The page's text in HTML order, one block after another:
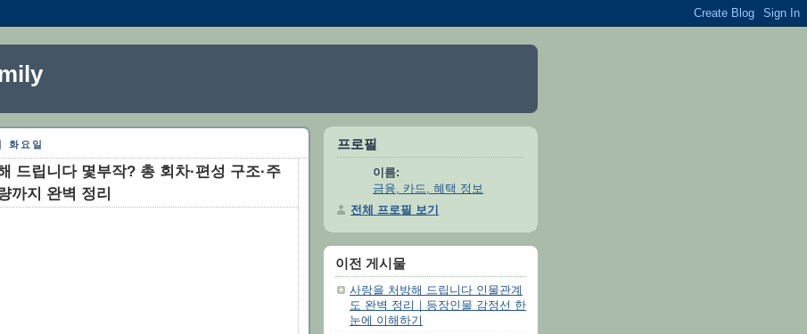
화요일
드립니다 몇부작? 총 회차·편성 구조·주
까지 완벽 정리
프로필
이름:
금융, 카드, 혜택 정보
전체 프로필 보기
이전 게시물
사랑을 처방해 드립니다 인물관계
도 완벽 정리｜등장인물 감정선 한
눈에 이해하기